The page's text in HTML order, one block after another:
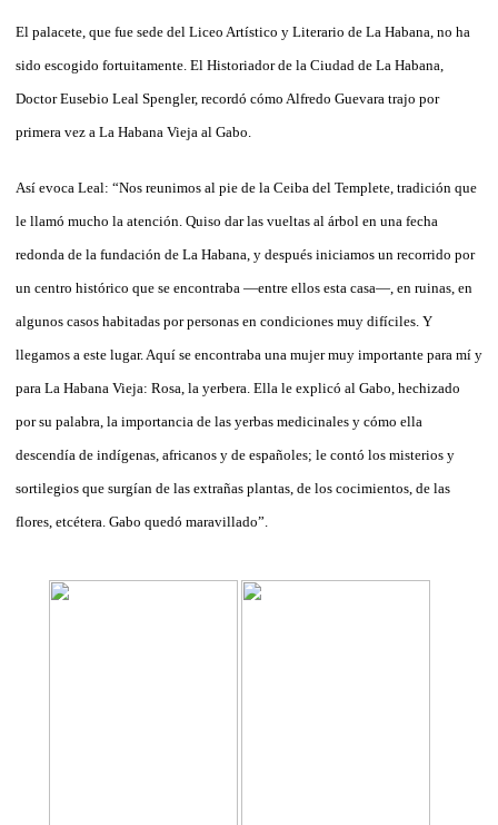
El palacete, que fue sede del Liceo Artístico y Literario de La Habana, no ha
sido escogido fortuitamente. El Historiador de la Ciudad de La Habana,
Doctor Eusebio Leal Spengler, recordó cómo Alfredo Guevara trajo por
primera vez a La Habana Vieja al Gabo.
Así evoca Leal: “Nos reunimos al pie de la Ceiba del Templete, tradición que
le llamó mucho la atención. Quiso dar las vueltas al árbol en una fecha
redonda de la fundación de La Habana, y después iniciamos un recorrido por
un centro histórico que se encontraba —entre ellos esta casa—, en ruinas, en
algunos casos habitadas por personas en condiciones muy difíciles. Y
llegamos a este lugar. Aquí se encontraba una mujer muy importante para mí y
para La Habana Vieja: Rosa, la yerbera. Ella le explicó al Gabo, hechizado
por su palabra, la importancia de las yerbas medicinales y cómo ella
descendía de indígenas, africanos y de españoles; le contó los misterios y
sortilegios que surgían de las extrañas plantas, de los cocimientos, de las
flores, etcétera. Gabo quedó maravillado”.